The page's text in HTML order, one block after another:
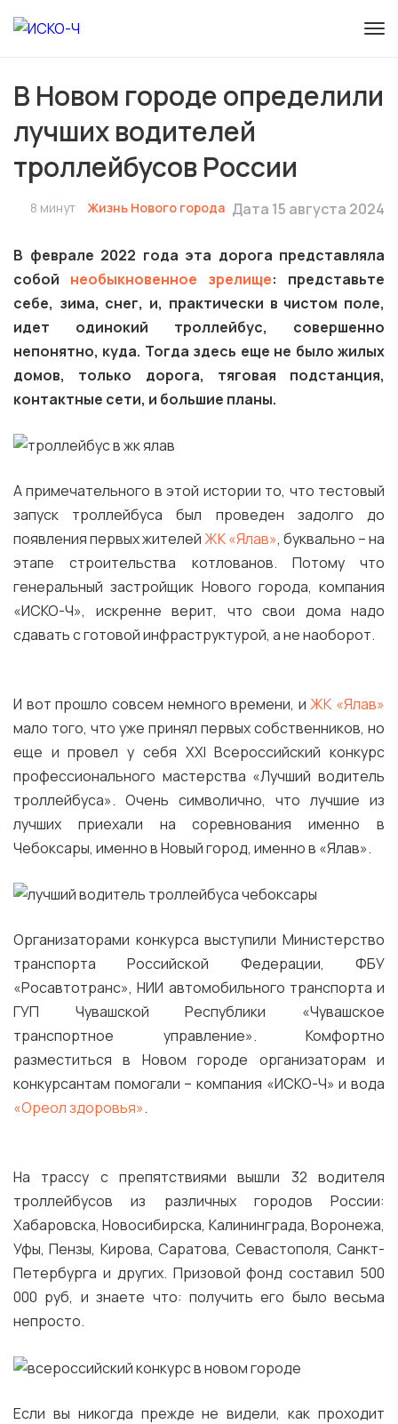
В Новом городе определили
лучших водителей
троллейбусов России
8 минут Жизнь Нового города Дата 15 августа 2024
В феврале 2022 года эта дорога представляла
собой необыкновенное зрелище: представьте
себе, зима, снег, и, практически в чистом поле,
идет одинокий троллейбус, совершенно
непонятно, куда. Тогда здесь еще не было жилых
домов, только дорога, тяговая подстанция,
контактные сети, и большие планы.
А примечательного в этой истории то, что тестовый
запуск троллейбуса был проведен задолго до
появления первых жителейЖК «Ялав», буквально – на
этапе строительства котлованов. Потому что
генеральный застройщик Нового города, компания
«ИСКО-Ч», искренне верит, что свои дома надо
сдавать с готовой инфраструктурой, а не наоборот.
И вот прошло совсем немного времени, иЖК «Ялав»
мало того, что уже принял первых собственников, но
еще и провел у себя XXI Всероссийский конкурс
профессионального мастерства «Лучший водитель
троллейбуса». Очень символично, что лучшие из
лучших приехали на соревнования именно в
Чебоксары, именно в Новый город, именно в «Ялав».
Организаторами конкурса выступили Министерство
транспорта Российской Федерации, ФБУ
«Росавтотранс», НИИ автомобильного транспорта и
ГУП Чувашской Республики «Чувашское
транспортное управление». Комфортно
разместиться в Новом городе организаторам и
конкурсантам помогали – компания «ИСКО-Ч» и вода
«Ореол здоровья».
На трассу с препятствиями вышли 32 водителя
троллейбусов из различных городов России:
Хабаровска, Новосибирска, Калининграда, Воронежа,
Уфы, Пензы, Кирова, Саратова, Севастополя, Санкт-
Петербурга и других. Призовой фонд составил 500
000 руб, и знаете что: получить его было весьма
непросто.
Если вы никогда прежде не видели, как проходит